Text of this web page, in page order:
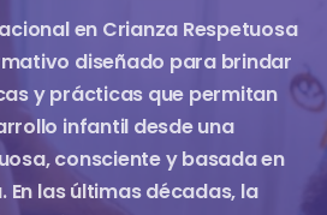
en Crianza Respetuosa
diseñado para brindar
y prácticas que permitan
infantil desde una
consciente y basada en
las últimas décadas, la